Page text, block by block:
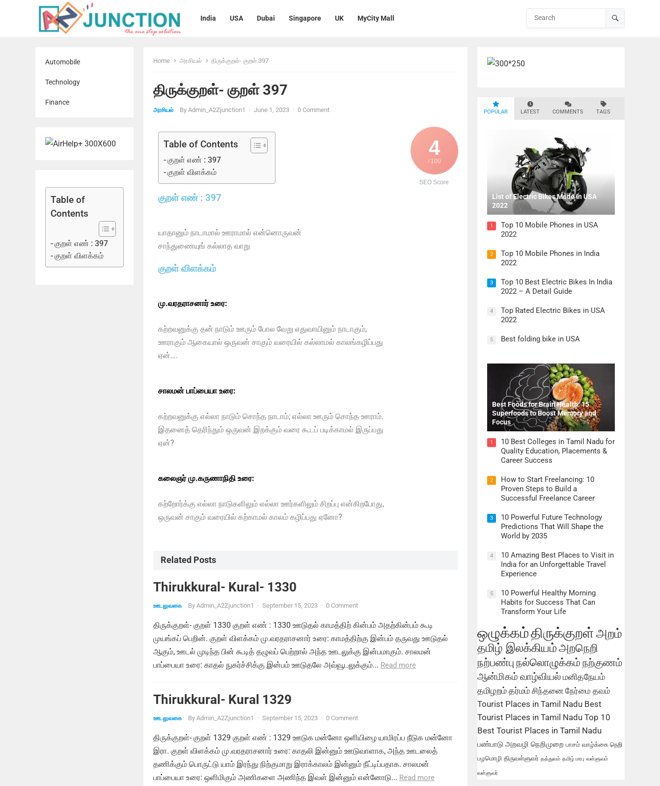
India USA Dubai Singapore UK MyCity Mall
Automobile
Technology
Finance
Table of
Contents
குறள் எண் : 397
குறள் விளக்கம்
Home அரசியல் திருக்குறள்- குறள் 397
திருக்குறள்- குறள் 397
அரசியல் By Admin_A2Zjunction1 · June 1, 2023 · 0 Comment
4
/ 100
SEO Score
Table of Contents
குறள் எண் : 397
குறள் விளக்கம்
குறள் எண் : 397
யாதானும் நாடாமால் ஊராமால் என்னொருவன்
சாந்துணையுங் கல்லாத வாறு
குறள் விளக்கம்
மு.வரதராசனார் உரை:
கற்றவனுக்கு தன் நாடும் ஊரும் போல வேறு எதுவாயினும் நாடாகும்,
ஊராகும் ஆகையால் ஒருவன் சாகும் வரையில் கல்லாமல் காலங்கழிப்பது
ஏன்….
சாலமன் பாப்பையா உரை:
கற்றவனுக்கு எல்லா நாடும் சொந்த நாடாம்; எல்லா ஊரும் சொந்த ஊராம்.
இதனைத் தெரிந்தும் ஒருவன் இறக்கும் வரை கூடப் படிக்காமல் இருப்பது
ஏன்?
கலைஞர் மு.கருணாநிதி உரை:
கற்றோர்க்கு எல்லா நாடுகளிலும் எல்லா ஊர்களிலும் சிறப்பு என்கிறபோது,
ஒருவன் சாகும் வரையில் கற்காமல் காலம் கழிப்பது ஏனோ?
Related Posts
Thirukkural- Kural- 1330
ஊடலுவகை By Admin_A2Zjunction1 · September 15, 2023 · 0 Comment
திருக்குறள்- குறள் 1330 குறள் எண் : 1330 ஊடுதல் காமத்திற் கின்பம் அதற்கின்பம் கூடி
முயங்கப் பெறின். குறள் விளக்கம் மு.வரதராசனார் உரை: காமத்திற்கு இன்பம் தருவது ஊடுதல்
ஆகும், ஊடல் முடிந்த பின் கூடித் தழுவப் பெற்றால் அந்த ஊடலுக்கு இன்பமாகும். சாலமன்
பாப்பையா உரை: காதல் நுகர்ச்சிக்கு இன்பம் ஊடுதலே அவ்வூடலுக்கும்... Read more
Thirukkural- Kural 1329
ஊடலுவகை By Admin_A2Zjunction1 · September 15, 2023 · 0 Comment
திருக்குறள்- குறள் 1329 குறள் எண் : 1329 ஊடுக மன்னோ ஒளியிழை யாமிரப்ப நீடுக மன்னோ
இரா. குறள் விளக்கம் மு.வரதராசனார் உரை: காதலி இன்னும் ஊடுவாளாக, அந்த ஊடலைத்
தணிக்கும் பொருட்டு யாம் இரந்து நிற்குமாறு இராக்காலம் இன்னும் நீட்டிப்பதாக. சாலமன்
பாப்பையா உரை: ஒளிமிகும் அணிகளை அணிந்த இவள் இன்னும் என்னோடு... Read more
POPULAR LATEST COMMENTS TAGS
List of Electric Bikes Made In USA
2022
1
Top 10 Mobile Phones in USA
2022
2
Top 10 Mobile Phones in India
2022
3
Top 10 Best Electric Bikes In India
2022 – A Detail Guide
4
Top Rated Electric Bikes in USA
2022
5 Best folding bike in USA
Best Foods for Brain Health: 15
Superfoods to Boost Memory and
Focus
1
10 Best Colleges in Tamil Nadu for
Quality Education, Placements &
Career Success
2
How to Start Freelancing: 10
Proven Steps to Build a
Successful Freelance Career
3
10 Powerful Future Technology
Predictions That Will Shape the
World by 2035
4
10 Amazing Best Places to Visit in
India for an Unforgettable Travel
Experience
5
10 Powerful Healthy Morning
Habits for Success That Can
Transform Your Life
ஒழுக்கம்திருக்குறள்அறம்
தமிழ் இலக்கியம்அறநெறி
நற்பண்பு நல்லொழுக்கம் நற்குணம்
ஆன்மிகம் வாழ்வியல்மனிதநேயம்
தமிழறம்தர்மம் சிந்தனை நேர்மை தவம்
Tourist Places in Tamil Nadu Best
Tourist Places in Tamil Nadu Top 10
Best Tourist Places in Tamil Nadu
பண்பாடு அறவழி நெறிமுறை பாசம் வாழ்க்கை நெறி
பழமொழி திருவள்ளுவர் தத்துவம் தமிழ் மரபு வள்ளுவம்
வள்ளுவர்